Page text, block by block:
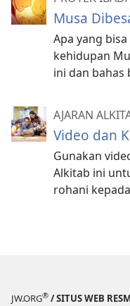
Musa
Apa yang
kehidupan
ini dan bahas
AJARAN
Video dan
Gunakan
Alkitab ini
rohani
JW.ORG® / SITUS WEB